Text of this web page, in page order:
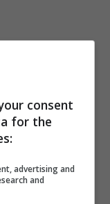
consent
for the
advertising and
and